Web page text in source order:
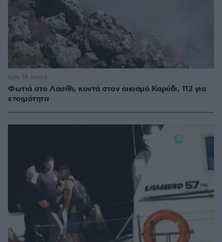
Φωτιά στο Λασίθι, κοντά στον οικισμό Καρύδι, 112 για
ετοιμότητα
πριν 18 λεπτά